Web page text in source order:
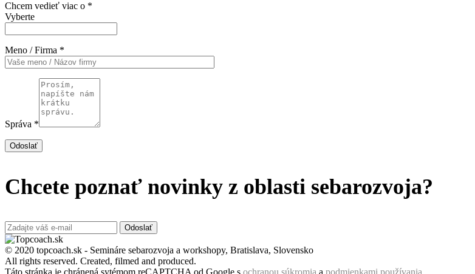
Chcem vedieť viac o *
Vyberte
Meno / Firma *
Správa *
Odoslať
Chcete poznať novinky z oblasti sebarozvoja?
Odoslať
© 2020 topcoach.sk - Semináre sebarozvoja a workshopy, Bratislava, Slovensko
All rights reserved. Created, filmed and produced.